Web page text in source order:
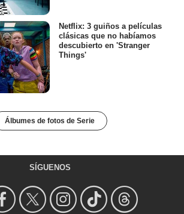
Netflix: 3 guiños a películas
clásicas que no habíamos
descubierto en 'Stranger
Things'
Álbumes de fotos de Serie
SÍGUENOS